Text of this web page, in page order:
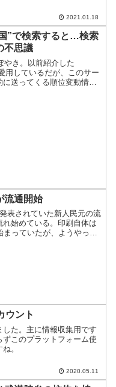
年始モードで街がわいてい
2021.01.18
”で検索すると…検索
不思議
やき。以前紹介した
用しているだが、このサー
に送ってくる順位変動情報
流通開始
表されていた新人民元の流
れ始めている。印刷自体は
まっていたが、ようやっと
ウント
した。主に情報収集用です
ずこのプラットフォーム使
。
2020.05.11